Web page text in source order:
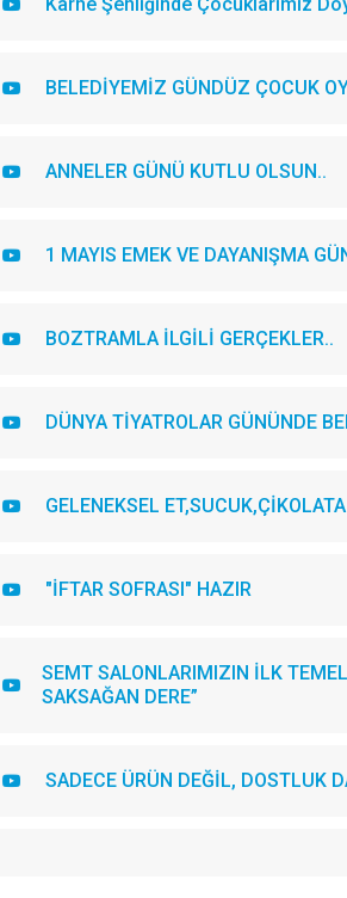
BELEDİYEMİZ GÜNDÜZ ÇOCUK
ANNELER GÜNÜ KUTLU OLSUN..
1 MAYIS EMEK VE DAYANIŞMA
BOZTRAMLA İLGİLİ GERÇEKLER..
DÜNYA TİYATROLAR GÜNÜNDE
GELENEKSEL
"İFTAR SOFRASI" HAZIR
SEMT SALONLARIMIZIN İLK
SAKSAĞAN DERE”
SADECE ÜRÜN DEĞİL, DOSTLUK